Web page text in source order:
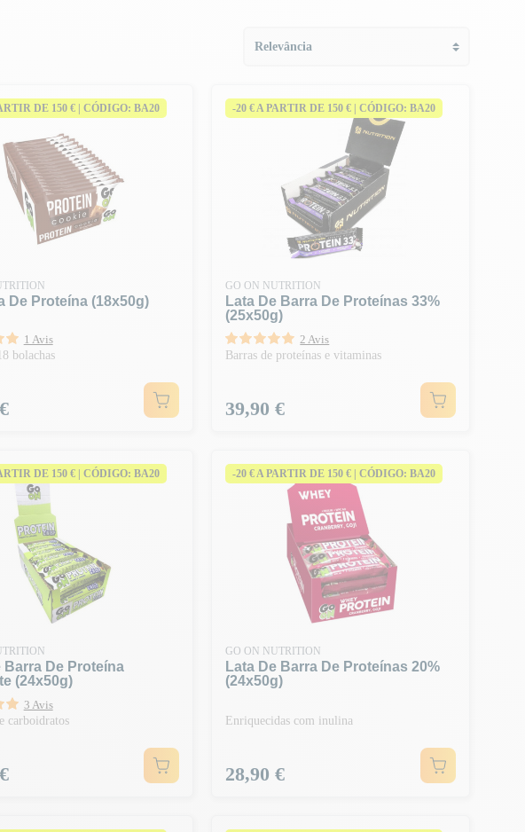
DE 150 € | CÓDIGO: BA20
De Proteína (18x50g)
1 Avis
bolachas
-20 € A PARTIR DE 150 € | CÓDIGO: BA20
GO ON NUTRITION
Lata De Barra De Proteínas 33%
(25x50g)
2 Avis
Barras de proteínas e vitaminas
Preço
39,90 €
DE 150 € | CÓDIGO: BA20
Barra De Proteína
(24x50g)
3 Avis
carboidratos
-20 € A PARTIR DE 150 € | CÓDIGO: BA20
GO ON NUTRITION
Lata De Barra De Proteínas 20%
(24x50g)
Enriquecidas com inulina
Preço
28,90 €